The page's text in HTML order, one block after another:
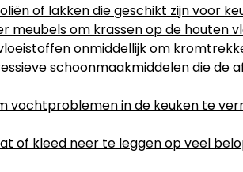
of lakken die geschikt zijn voor
meubels om krassen op de houten
onmiddellijk om
schoonmaakmiddelen die de
vochtproblemen in de keuken te
of kleed neer te leggen op veel